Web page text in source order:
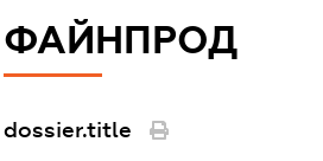
ФАЙНПРОД
dossier.title